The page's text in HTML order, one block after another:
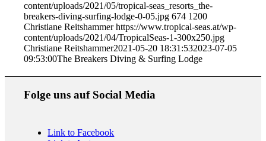
content/uploads/2021/05/tropical-seas_resorts_the-
breakers-diving-surfing-lodge-0-05.jpg 674 1200
Christiane Reitshammer https://www.tropical-seas.at/wp-
content/uploads/2021/04/TropicalSeas-1-300x250.jpg
Christiane Reitshammer2021-05-20 18:31:532023-07-05
09:53:00The Breakers Diving & Surfing Lodge
Folge uns auf Social Media
Link to Facebook